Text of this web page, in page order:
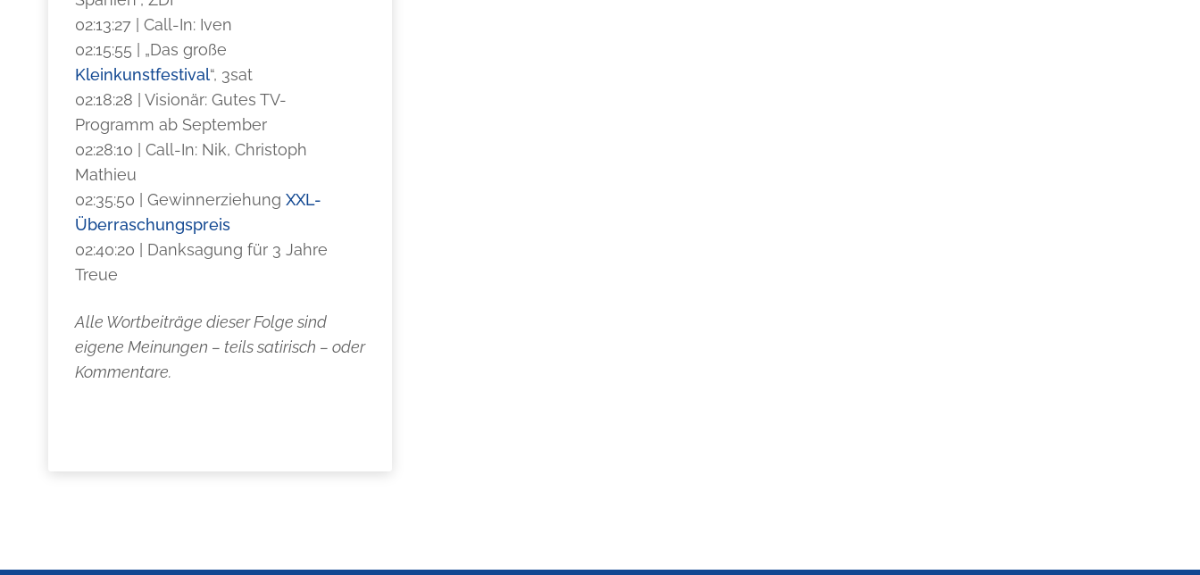
02:13:27 | Call-In: Iven
02:15:55 | „Das große
Kleinkunstfestival“, 3sat
02:18:28 | Visionär: Gutes TV-
Programm ab September
02:28:10 | Call-In: Nik, Christoph
Mathieu
02:35:50 | Gewinnerziehung XXL-
Überraschungspreis
02:40:20 | Danksagung für 3 Jahre
Treue
Alle Wortbeiträge dieser Folge sind
eigene Meinungen – teils satirisch – oder
Kommentare.